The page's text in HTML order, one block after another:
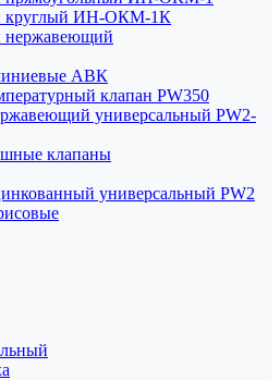
круглый ИН-ОКМ-1К
нержавеющий
АВК
клапан PW350
универсальный PW2-
клапаны
универсальный PW2